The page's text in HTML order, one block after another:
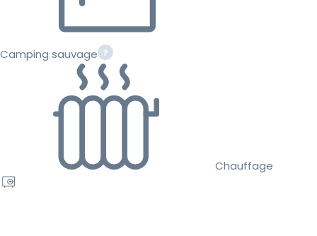
Camping sauvage
Chauffage